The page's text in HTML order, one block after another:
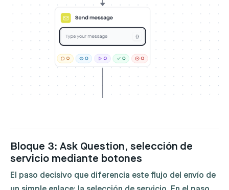
Bloque 3: Ask Question, selección de
servicio mediante botones
El paso decisivo que diferencia este flujo del envío de